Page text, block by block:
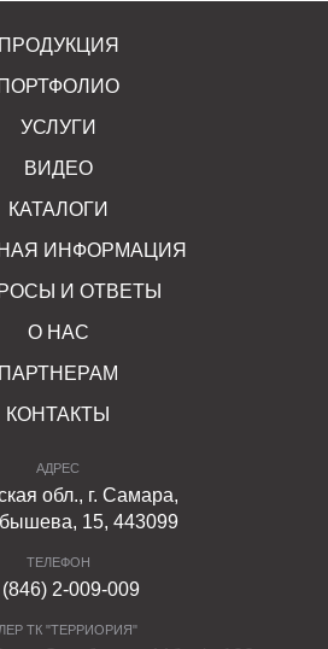
ПРОДУКЦИЯ
ПОРТФОЛИО
УСЛУГИ
ВИДЕО
КАТАЛОГИ
ИНФОРМАЦИЯ
И ОТВЕТЫ
О НАС
ПАРТНЕРАМ
КОНТАКТЫ
АДРЕС
обл., г. Самара,
15, 443099
ТЕЛЕФОН
2-009-009
ТК "ТЕРРИОРИЯ"